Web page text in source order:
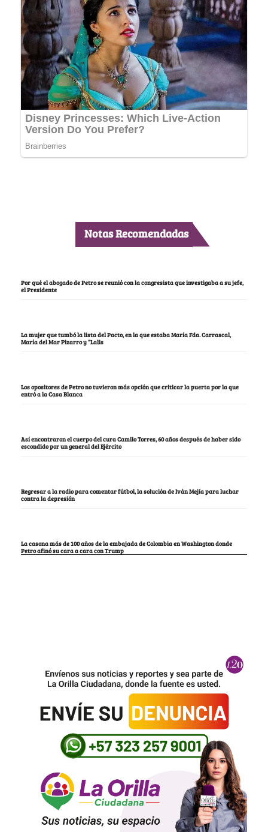
Notas Recomendadas
Por qué el abogado de Petro se reunió con la congresista que investigaba a su jefe,
el Presidente
La mujer que tumbó la lista del Pacto, en la que estaba María Fda. Carrascal,
María del Mar Pizarro y “Lalis
Los opositores de Petro no tuvieron más opción que criticar la puerta por la que
entró a la Casa Blanca
Así encontraron el cuerpo del cura Camilo Torres, 60 años después de haber sido
escondido por un general del Ejército
Regresar a la radio para comentar fútbol, la solución de Iván Mejía para luchar
contra la depresión
La casona más de 100 años de la embajada de Colombia en Washington donde
Petro afinó su cara a cara con Trump